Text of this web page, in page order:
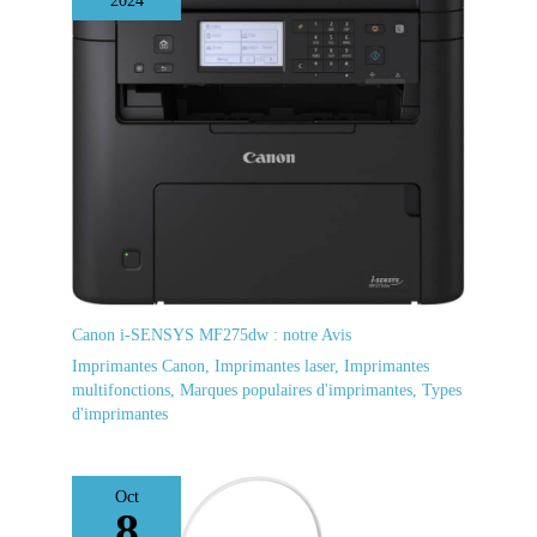
besoin de moins de pièces de rechange - La tête d’impression est
également préinstallée afin de simplifier l’installation de votre
imprimante *Voir les notes de bas de page 1 à 15 sur la page Web
dédiée à Epson EcoTank
Canon i-SENSYS MF275dw : notre Avis
Imprimantes Canon Imprimantes laser, Imprimantes
multifonctions Marques populaires d'imprimantes Types
d'imprimantes
Oct